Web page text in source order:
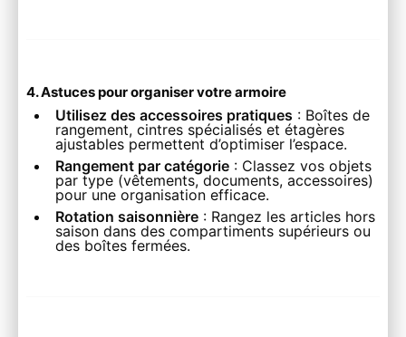
4. Astuces pour organiser votre armoire
Utilisez des accessoires pratiques : Boîtes de
rangement, cintres spécialisés et étagères
ajustables permettent d’optimiser l’espace.
Rangement par catégorie : Classez vos objets
par type (vêtements, documents, accessoires)
pour une organisation efficace.
Rotation saisonnière : Rangez les articles hors
saison dans des compartiments supérieurs ou
des boîtes fermées.